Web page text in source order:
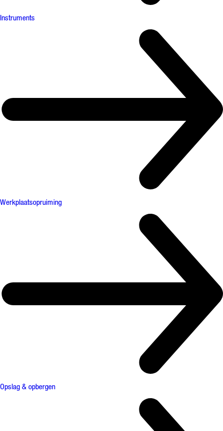
Instruments
Werkplaatsopruiming
Opslag & opbergen